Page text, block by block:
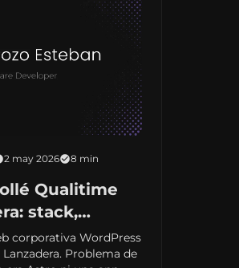
2 may 2026 8 min
Qualitime
stack,
corporativa WordPress
Problema de